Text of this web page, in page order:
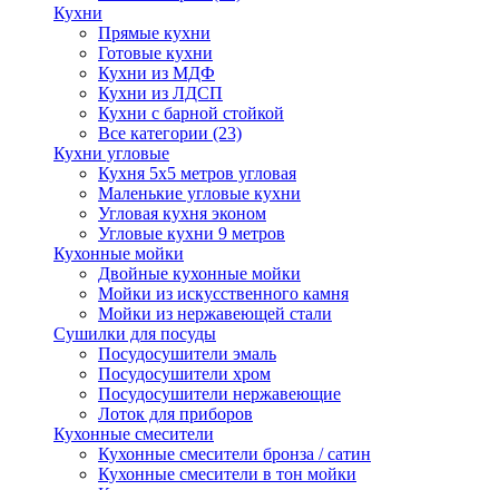
Кухни
Прямые кухни
Готовые кухни
Кухни из МДФ
Кухни из ЛДСП
Кухни с барной стойкой
Все категории (23)
Кухни угловые
Кухня 5х5 метров угловая
Маленькие угловые кухни
Угловая кухня эконом
Угловые кухни 9 метров
Кухонные мойки
Двойные кухонные мойки
Мойки из искусственного камня
Мойки из нержавеющей стали
Сушилки для посуды
Посудосушители эмаль
Посудосушители хром
Посудосушители нержавеющие
Лоток для приборов
Кухонные смесители
Кухонные смесители бронза / сатин
Кухонные смесители в тон мойки